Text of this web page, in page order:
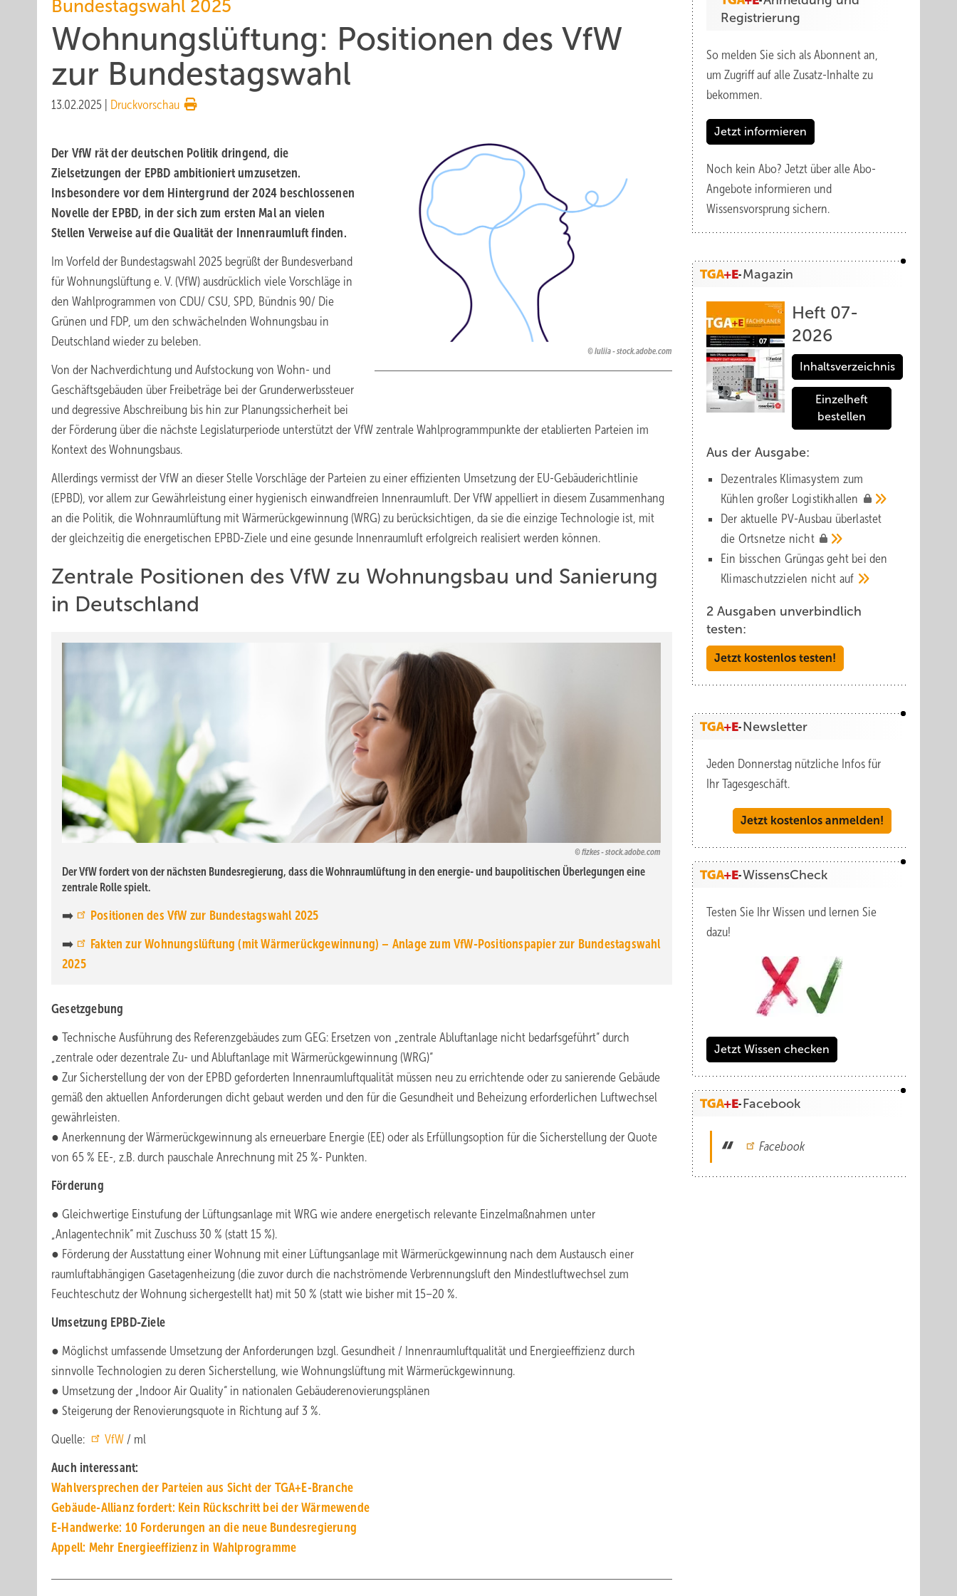
Bundestagswahl 2025
Wohnungs­lüftung: Posi­tio­nen des VfW
zur Bundestagswahl
13.02.2025 Druckvorschau
Iuliia - stock.adobe.com
Der VfW rät der deutschen Politik dringend, die
Zielsetzungen der EPBD ambitioniert umzusetzen.
Insbesondere vor dem Hintergrund der 2024 beschlossenen
Novelle der EPBD, in der sich zum ersten Mal an vielen
Stellen Verweise auf die Qualität der Innenraumluft finden.
Im Vorfeld der Bundestagswahl 2025 begrüßt der Bundesverband
für Wohnungslüftung e. V. (VfW) ausdrücklich viele Vorschläge in
den Wahlprogrammen von CDU/ CSU, SPD, Bündnis 90/ Die
Grünen und FDP, um den schwächelnden Wohnungsbau in
Deutschland wieder zu beleben.
Von der Nachverdichtung und Aufstockung von Wohn- und
Geschäftsgebäuden über Freibeträge bei der Grunderwerbssteuer
und degressive Abschreibung bis hin zur Planungssicherheit bei
der Förderung über die nächste Legislaturperiode unterstützt der VfW zentrale Wahlprogrammpunkte der etablierten Parteien im
Kontext des Wohnungsbaus.
Allerdings vermisst der VfW an dieser Stelle Vorschläge der Parteien zu einer effizienten Umsetzung der EU-Gebäuderichtlinie
(EPBD), vor allem zur Gewährleistung einer hygienisch einwandfreien Innenraumluft. Der VfW appelliert in diesem Zusammenhang
an die Politik, die Wohnraumlüftung mit Wärmerückgewinnung (WRG) zu berücksichtigen, da sie die einzige Technologie ist, mit
der gleichzeitig die energetischen EPBD-Ziele und eine gesunde Innenraumluft erfolgreich realisiert werden können.
Zentrale Positionen des VfW zu Wohnungsbau und Sanierung
in Deutschland
fizkes - stock.adobe.com
Der VfW fordert von der nächsten Bundesregierung, dass die Wohnraumlüftung in den energie- und baupolitischen Überlegungen eine
zentrale Rolle spielt.
➡️
Positionen des VfW zur Bundestagswahl 2025
➡️
Fakten zur Wohnungslüftung (mit Wärmerückgewinnung) – Anlage zum VfW-Positionspapier zur Bundestagswahl
2025
Gesetzgebung
● Technische Ausführung des Referenzgebäudes zum GEG: Ersetzen von „zentrale Abluftanlage nicht bedarfsgeführt“ durch
„zentrale oder dezentrale Zu- und Abluftanlage mit Wärmerückgewinnung (WRG)“
● Zur Sicherstellung der von der EPBD geforderten Innenraumluftqualität müssen neu zu errichtende oder zu sanierende Gebäude
gemäß den aktuellen Anforderungen dicht gebaut werden und den für die Gesundheit und Beheizung erforderlichen Luftwechsel
gewährleisten.
● Anerkennung der Wärmerückgewinnung als erneuerbare Energie (EE) oder als Erfüllungsoption für die Sicherstellung der Quote
von 65 % EE-, z.B. durch pauschale Anrechnung mit 25 %- Punkten.
Förderung
● Gleichwertige Einstufung der Lüftungsanlage mit WRG wie andere energetisch relevante Einzelmaßnahmen unter
„Anlagentechnik“ mit Zuschuss 30 % (statt 15 %).
● Förderung der Ausstattung einer Wohnung mit einer Lüftungsanlage mit Wärmerückgewinnung nach dem Austausch einer
raumluftabhängigen Gasetagenheizung (die zuvor durch die nachströmende Verbrennungsluft den Mindestluftwechsel zum
Feuchteschutz der Wohnung sichergestellt hat) mit 50 % (statt wie bisher mit 15–20 %.
Umsetzung EPBD-Ziele
● Möglichst umfassende Umsetzung der Anforderungen bzgl. Gesundheit / Innenraumluftqualität und Energieeffizienz durch
sinnvolle Technologien zu deren Sicherstellung, wie Wohnungslüftung mit Wärmerückgewinnung.
● Umsetzung der „Indoor Air Quality“ in nationalen Gebäuderenovierungsplänen
● Steigerung der Renovierungsquote in Richtung auf 3 %.
Quelle:
VfW / ml
Auch interessant:
Wahlversprechen der Parteien aus Sicht der TGA+E-Branche
Gebäude-Allianz fordert: Kein Rückschritt bei der Wärmewende
E-Handwerke: 10 Forderungen an die neue Bundesregierung
Appell: Mehr Ener­gie­effi­zienz in Wahl­programme
Registrierung
So melden Sie sich als Abonnent an,
um Zugriff auf alle Zusatz-Inhalte zu
bekommen.
Jetzt informieren
Noch kein Abo? Jetzt über alle Abo-
Angebote informieren und
Wissensvorsprung sichern.
Magazin
Heft 07-
2026
Inhaltsverzeichnis
Einzelheft
bestellen
Aus der Ausgabe:
Dezentrales Klimasystem zum
Kühlen großer Logistik­hallen
Der aktuelle PV-Ausbau über­lastet
die Orts­netze nicht
Ein bisschen Grüngas geht bei den
Klima­schutz­zielen nicht auf
2 Ausgaben unverbindlich
testen:
Jetzt kostenlos testen!
Newsletter
Jeden Donnerstag nützliche Infos für
Ihr Tagesgeschäft.
Jetzt kostenlos anmelden!
WissensCheck
Testen Sie Ihr Wissen und lernen Sie
dazu!
Jetzt Wissen checken
Facebook
Facebook